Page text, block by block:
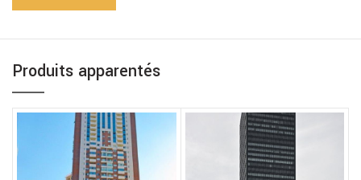
Produits apparentés